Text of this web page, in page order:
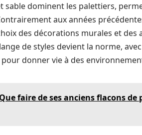
sable dominent les palettiers,
aux années
des décorations murales et des
de styles devient la norme,
donner vie à des
Que faire de ses anciens flacons